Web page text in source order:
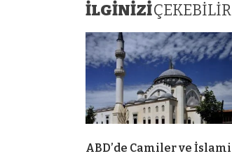
İLGİNİZİÇEKEBİLİR
ABD’de Camiler ve İslami